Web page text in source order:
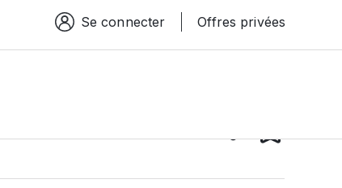
Espace connexion
Se connecter Offres privées